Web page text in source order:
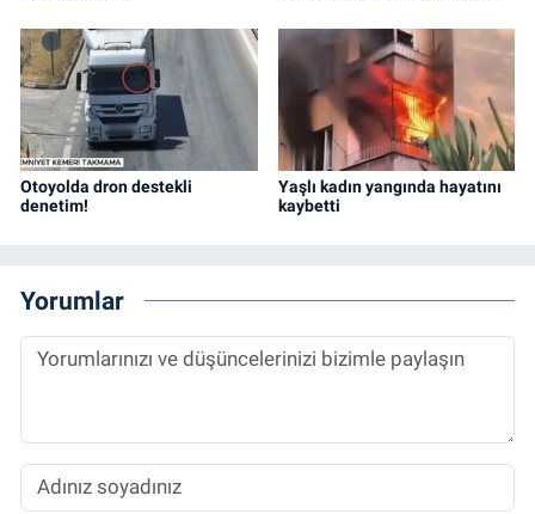
Otoyolda dron destekli
denetim!
Yaşlı kadın yangında hayatını
kaybetti
Yorumlar